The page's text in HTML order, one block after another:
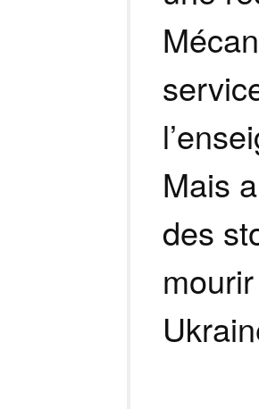
Mais
des